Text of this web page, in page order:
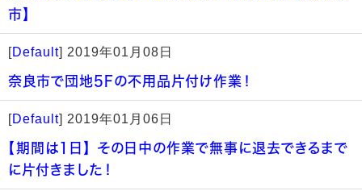
市】
[Default] 2019年01月08日
奈良市で団地5Fの不用品片付け作業！
[Default] 2019年01月06日
【期間は1日】 その日中の作業で無事に退去できるまで
に片付きました！